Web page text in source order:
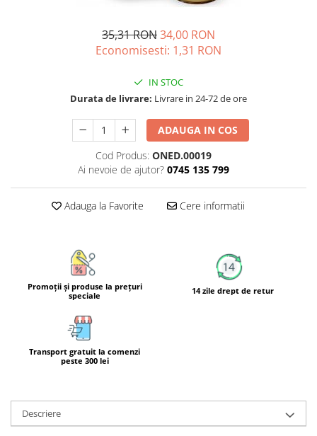
Balsam si masca de par
Cosmetice pentru Barbati
Igiena Personală
Deodorante Naturale
Geluri de Dus
Igiena Intimă
Cosmetice Naturale si Bio
Depresie, Anxietate
Memorie, Concentrare
Nutritie pentru Sportivi
Probleme Cardio-Vasculare,
Coenzima Q10
Slabire, Frumusete
Energie, Oboseala
Vitamina C
Multivitamine
35,31 RON34,00 RON
Economisesti: 1,31 RON
IN STOC
Durata de livrare: Livrare in 24-72 de ore
ADAUGA IN COS
Cod Produs: ONED.00019
Ai nevoie de ajutor? 0745 135 799
Adauga la Favorite Cere informatii
Promoţii şi produse la preţuri
speciale
14 zile drept de retur
Transport gratuit la comenzi
peste 300 lei
Descriere